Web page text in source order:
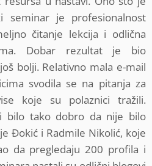
seminar je profesionalnost
čitanje lekcija i odlična
Dobar rezultat je bio
bolji. Relativno mala e-mail
svodila se na pitanja za
koje su polaznici tražili.
bilo tako dobro da nije bilo
Đokić i Radmile Nikolić, koje
da pregledaju 200 profila i